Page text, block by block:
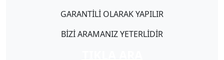
GARANTİLİ OLARAK YAPILIR
BİZİ ARAMANIZ YETERLİDİR